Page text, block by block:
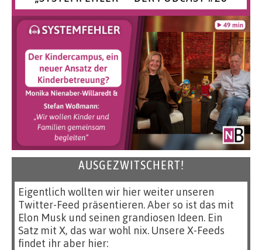
AUSGEZWITSCHERT!
Eigentlich wollten wir hier weiter unseren
Twitter-Feed präsentieren. Aber so ist das mit
Elon Musk und seinen grandiosen Ideen. Ein
Satz mit X, das war wohl nix. Unsere X-Feeds
findet ihr aber hier: